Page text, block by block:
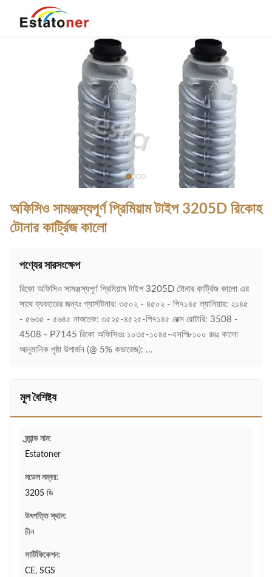
অফিসিও সামঞ্জস্যপূর্ণ প্রিমিয়াম টাইপ 3205D রিকোহ
টোনার কার্ট্রিজ কালো
পণ্যের সারসংক্ষেপ
রিকো অফিসিও সামঞ্জস্যপূর্ণ প্রিমিয়াম টাইপ 3205D টোনার কার্ট্রিজ কালো এর
সাথে ব্যবহারের জন্যঃ গ্যাস্টটনার: ৩৫০২ - ৪৫০২ - পি৭১৪৫ ল্যানিয়ার: ২১৪৫
- ৫৬৩৫ - ৫৬৪৫ নাশুতেক: ৩৫২৫-৪৫২৫-পি৭১৪৫ রেক্স রোটারি: 3508 -
4508 - P7145 রিকো অফিসিওঃ ১০৩৫-১০৪৫-এসপি৮১০০ রঙঃ কালো
আনুমানিক পৃষ্ঠা উপার্জন (@ 5% কভারেজ): ...
মূল বৈশিষ্ট্য
ব্র্যান্ড নাম:
Estatoner
মডেল নম্বর:
3205 ডি
উৎপত্তি স্থান:
চীন
সার্টিফিকেশন:
CE, SGS